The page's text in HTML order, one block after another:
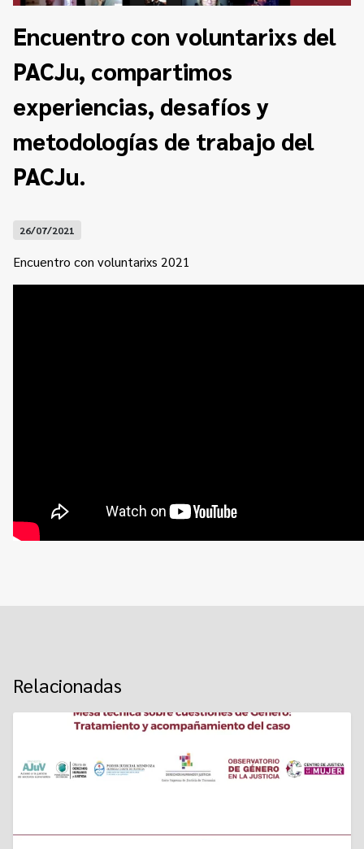
Convenios
Concursos
Acceso a la información Pública
Pedido de Acceso a la Información online
Tenés Derechos
Recursos y Acceso a la Justicia
Repositorio de Datos Abiertos
Programa Educación en Derechos Humanos
Cuento con Derechos
Transparencia
Contacto
Encuentro con voluntarixs del
PACJu, compartimos
experiencias, desafíos y
metodologías de trabajo del
PACJu.
26/07/2021
Encuentro con voluntarixs 2021
Relacionadas